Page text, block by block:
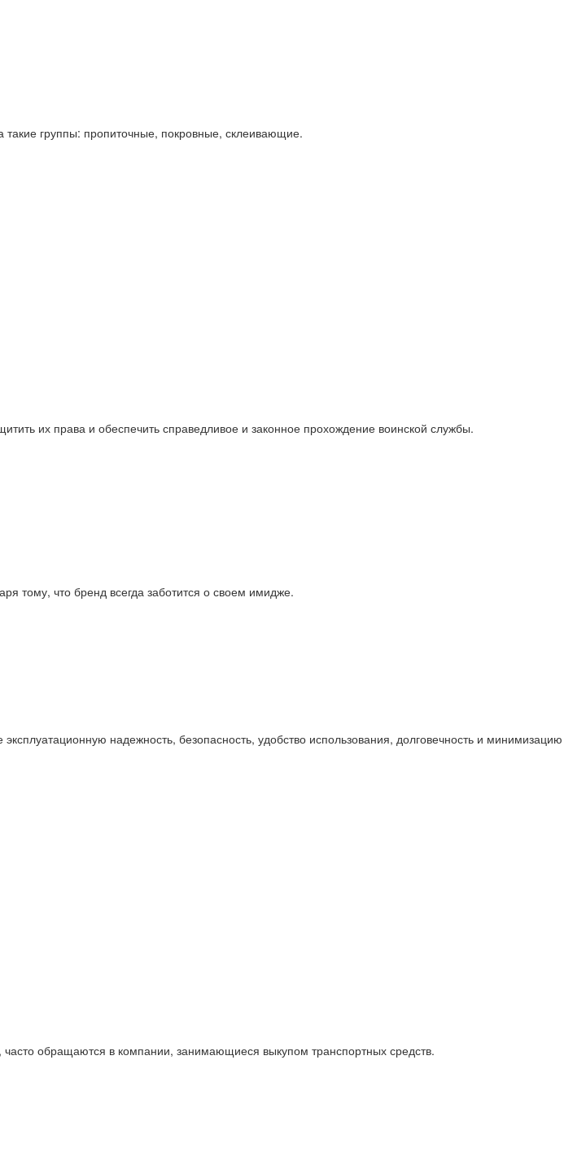
группы: пропиточные, покровные, склеивающие.
их права и обеспечить справедливое и законное прохождение воинской службы.
тому, что бренд всегда заботится о своем имидже.
надежность, безопасность, удобство использования, долговечность и минимизацию
обращаются в компании, занимающиеся выкупом транспортных средств.